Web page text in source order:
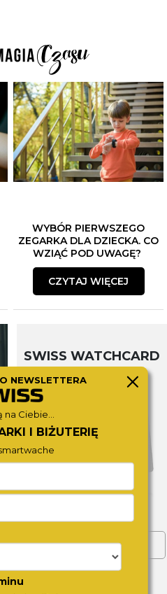
WYBÓR PIERWSZEGO
ZEGARKA DLA DZIECKA. CO
WZIĄĆ POD UWAGĘ?
CZYTAJ WIĘCEJ
SWISS WATCHCARD
ZOBACZ WIĘCEJ
NEWSLETTERA
na Ciebie...
I BIŻUTERIĘ